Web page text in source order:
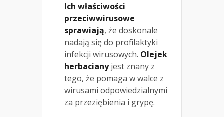
Ich właściwości
przeciwwirusowe
sprawiają, że doskonale
nadają się do profilaktyki
infekcji wirusowych. Olejek
herbacianyjest znany z
tego, że pomaga w walce z
wirusami odpowiedzialnymi
za przeziębienia i grypę.